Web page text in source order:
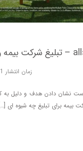
زمان انتشار 21 اردیبهشت 1401
نشان دادن هدف و دلیل به
برای تبلیغ چه شیوه ای […]